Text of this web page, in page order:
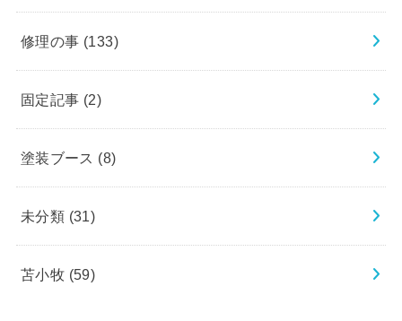
修理の事 (133)
固定記事 (2)
塗装ブース (8)
未分類 (31)
苫小牧 (59)